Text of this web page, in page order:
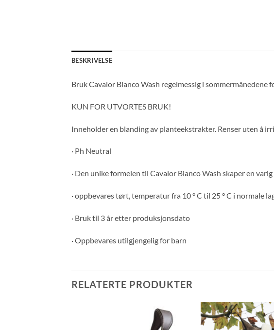
BESKRIVELSE
Bruk Cavalor Bianco Wash regelmessig i sommermånedene
KUN FOR UTVORTES BRUK!
Inneholder en blanding av planteekstrakter. Renser uten å
· Ph Neutral
· Den unike formelen til Cavalor Bianco Wash skaper en
· oppbevares tørt, temperatur fra 10 ° C til 25 ° C i normale
· Bruk til 3 år etter produksjonsdato
· Oppbevares utilgjengelig for barn
RELATERTE PRODUKTER